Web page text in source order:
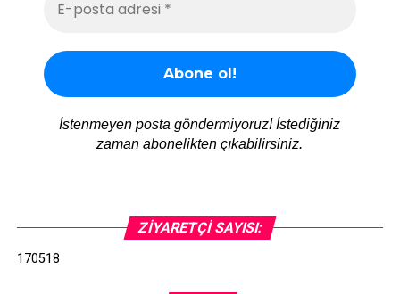
İstenmeyen posta göndermiyoruz! İstediğiniz
zaman abonelikten çıkabilirsiniz.
ZIYARETÇI SAYISI:
170518